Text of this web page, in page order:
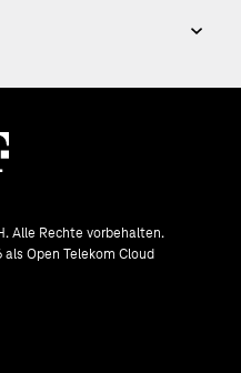
Alle Rechte vorbehalten.
Open Telekom Cloud